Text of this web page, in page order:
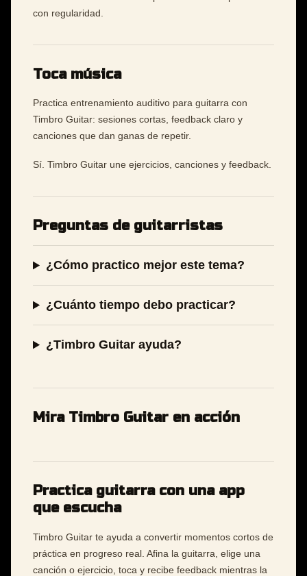
con regularidad.
Toca música
Practica entrenamiento auditivo para guitarra con
Timbro Guitar: sesiones cortas, feedback claro y
canciones que dan ganas de repetir.
Sí. Timbro Guitar une ejercicios, canciones y feedback.
Preguntas de guitarristas
¿Cómo practico mejor este tema?
¿Cuánto tiempo debo practicar?
¿Timbro Guitar ayuda?
Mira Timbro Guitar en acción
Practica guitarra con una app
que escucha
Timbro Guitar te ayuda a convertir momentos cortos de
práctica en progreso real. Afina la guitarra, elige una
canción o ejercicio, toca y recibe feedback mientras la